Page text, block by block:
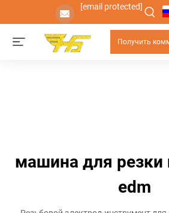
[email protected]
Получить
машина для резки
edm